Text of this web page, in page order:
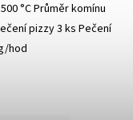
°C Průměr komínu
pizzy 3 ks Pečení
hod